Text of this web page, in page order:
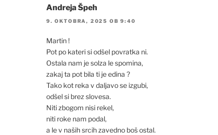
Andreja Špeh
9. OKTOBRA, 2025 OB 9:40
Martin !
Pot po kateri si odšel povratka ni.
Ostala nam je solza le spomina,
zakaj ta pot bila ti je edina ?
Tako kot reka v daljavo se izgubi,
odšel si brez slovesa.
Niti zbogom nisi rekel,
niti roke nam podal,
a le v naših srcih zavedno boš ostal.